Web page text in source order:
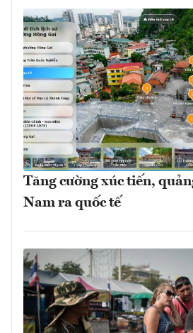
Tăng cường xúc tiến,
Nam ra quốc tế